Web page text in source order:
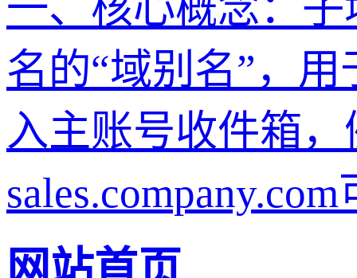
名的“域别名”，
入主账号收件箱，